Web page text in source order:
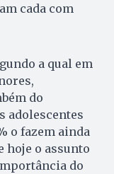
cada com
a qual em
do
adolescentes
o fazem ainda
hoje o assunto
do